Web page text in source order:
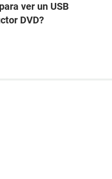
ver un USB
DVD?